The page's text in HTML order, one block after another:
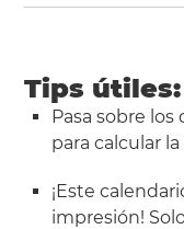
Tips útiles:
Pasa sobre los
para calcular
¡Este
impresión!